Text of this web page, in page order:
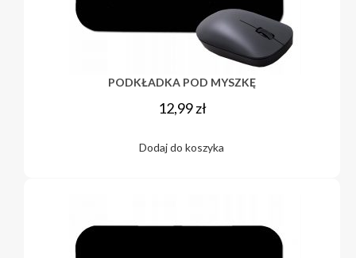
PODKŁADKA POD MYSZKĘ
12,99zł
Dodaj do koszyka